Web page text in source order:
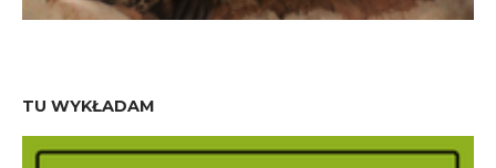
TU WYKŁADAM